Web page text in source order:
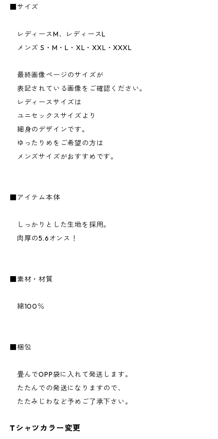
■サイズ
レディースM、レディースL
メンズ S・M・L・XL・XXL・XXXL
最終画像ページのサイズが
表記されている画像をご確認ください。
レディースサイズは
ユニセックスサイズより
細身のデザインです。
ゆったりめをご希望の方は
メンズサイズがおすすめです。
■アイテム本体
しっかりとした生地を採用。
肉厚の5.6オンス！
■素材・材質
綿100％
■梱包
畳んでOPP袋に入れて発送します。
たたんでの発送になりますので、
たたみじわなど予めご了承下さい。
Tシャツカラー変更